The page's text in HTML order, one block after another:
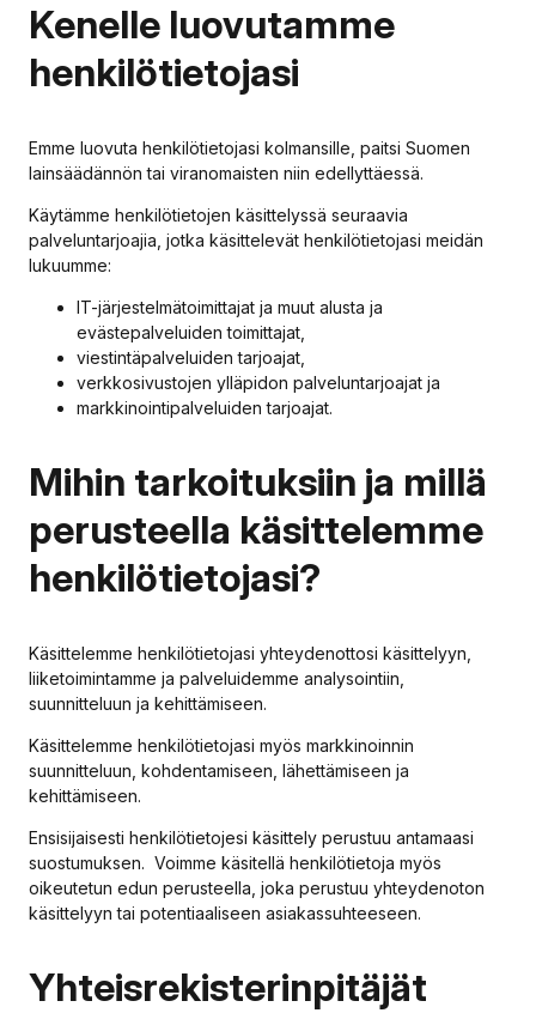
Kenelle luovutamme
henkilötietojasi
Emme luovuta henkilötietojasi kolmansille, paitsi Suomen
lainsäädännön tai viranomaisten niin edellyttäessä.
Käytämme henkilötietojen käsittelyssä seuraavia
palveluntarjoajia, jotka käsittelevät henkilötietojasi meidän
lukuumme:
IT-järjestelmätoimittajat ja muut alusta ja
evästepalveluiden toimittajat,
viestintäpalveluiden tarjoajat,
verkkosivustojen ylläpidon palveluntarjoajat ja
markkinointipalveluiden tarjoajat.
Mihin tarkoituksiin ja millä
perusteella käsittelemme
henkilötietojasi?
Käsittelemme henkilötietojasi yhteydenottosi käsittelyyn,
liiketoimintamme ja palveluidemme analysointiin,
suunnitteluun ja kehittämiseen.
Käsittelemme henkilötietojasi myös markkinoinnin
suunnitteluun, kohdentamiseen, lähettämiseen ja
kehittämiseen.
Ensisijaisesti henkilötietojesi käsittely perustuu antamaasi
suostumuksen. Voimme käsitellä henkilötietoja myös
oikeutetun edun perusteella, joka perustuu yhteydenoton
käsittelyyn tai potentiaaliseen asiakassuhteeseen.
Yhteisrekisterinpitäjät